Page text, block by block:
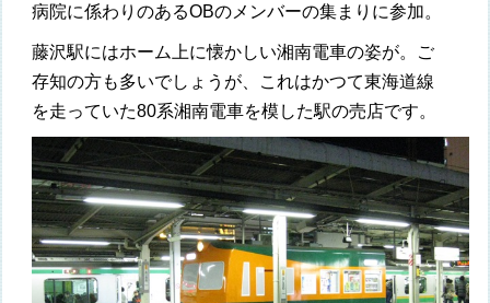
病院に係わりのあるOBのメンバーの集まりに参加。
藤沢駅にはホーム上に懐かしい湘南電車の姿が。ご
存知の方も多いでしょうが、これはかつて東海道線
を走っていた80系湘南電車を模した駅の売店です。